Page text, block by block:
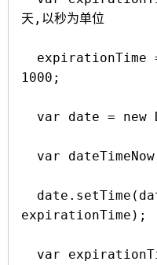
天,以秒为单位
expirationTime
1000;
var date = new
var
expirationTime);
var